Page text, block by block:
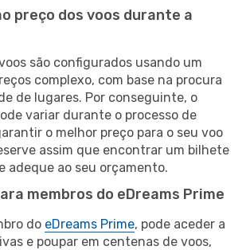
preço dos voos durante a
são configurados usando um
complexo, com base na procura
de lugares. Por conseguinte, o
variar durante o processo de
o melhor preço para o seu voo
assim que encontrar um bilhete
adeque ao seu orçamento.
membros do eDreams Prime
do eDreams Prime, pode aceder a
e poupar em centenas de voos,